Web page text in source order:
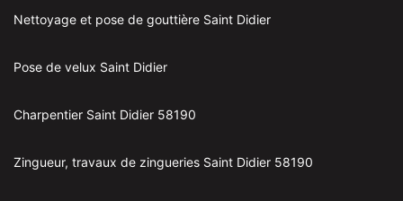
Nettoyage et pose de gouttière Saint Didier
Pose de velux Saint Didier
Charpentier Saint Didier 58190
Zingueur, travaux de zingueries Saint Didier 58190